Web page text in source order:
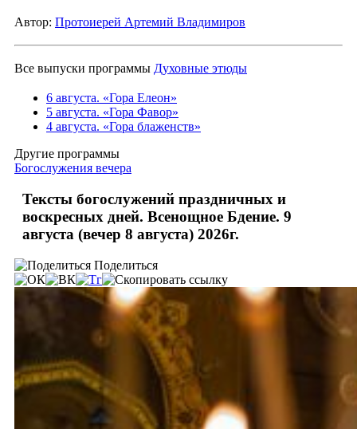
Автор: Протоиерей Артемий Владимиров
Все выпуски программы Духовные этюды
6 августа. «Гора Елеон»
5 августа. «Гора Фавор»
4 августа. «Гора блаженств»
Другие программы
Богослужения вечера
Тексты богослужений праздничных и
воскресных дней. Всенощное Бдение. 9
августа (вечер 8 августа) 2026г.
Поделиться